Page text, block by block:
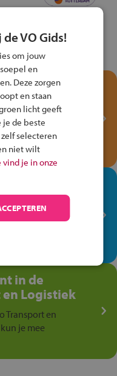
met het
Verkeersspel
fiets!
ben je op je
vmbo jouw talent
in de
Logistiek
Transport en
je mee
VO Gids!
om jouw
en
Deze zorgen
en staan
licht geeft
je de beste
selecteren
niet wilt
je in onze